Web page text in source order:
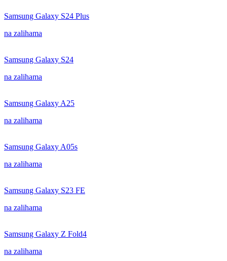
Samsung Galaxy S24 Plus
na zalihama
Samsung Galaxy S24
na zalihama
Samsung Galaxy A25
na zalihama
Samsung Galaxy A05s
na zalihama
Samsung Galaxy S23 FE
na zalihama
Samsung Galaxy Z Fold4
na zalihama